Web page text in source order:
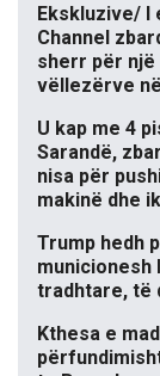
Ekskluzive/ I
Channel
sherr për
vëllezërve
U kap me 4
Sarandë,
nisa për
makinë dhe
Trump hedh
municionesh
tradhtare, të
Kthesa e